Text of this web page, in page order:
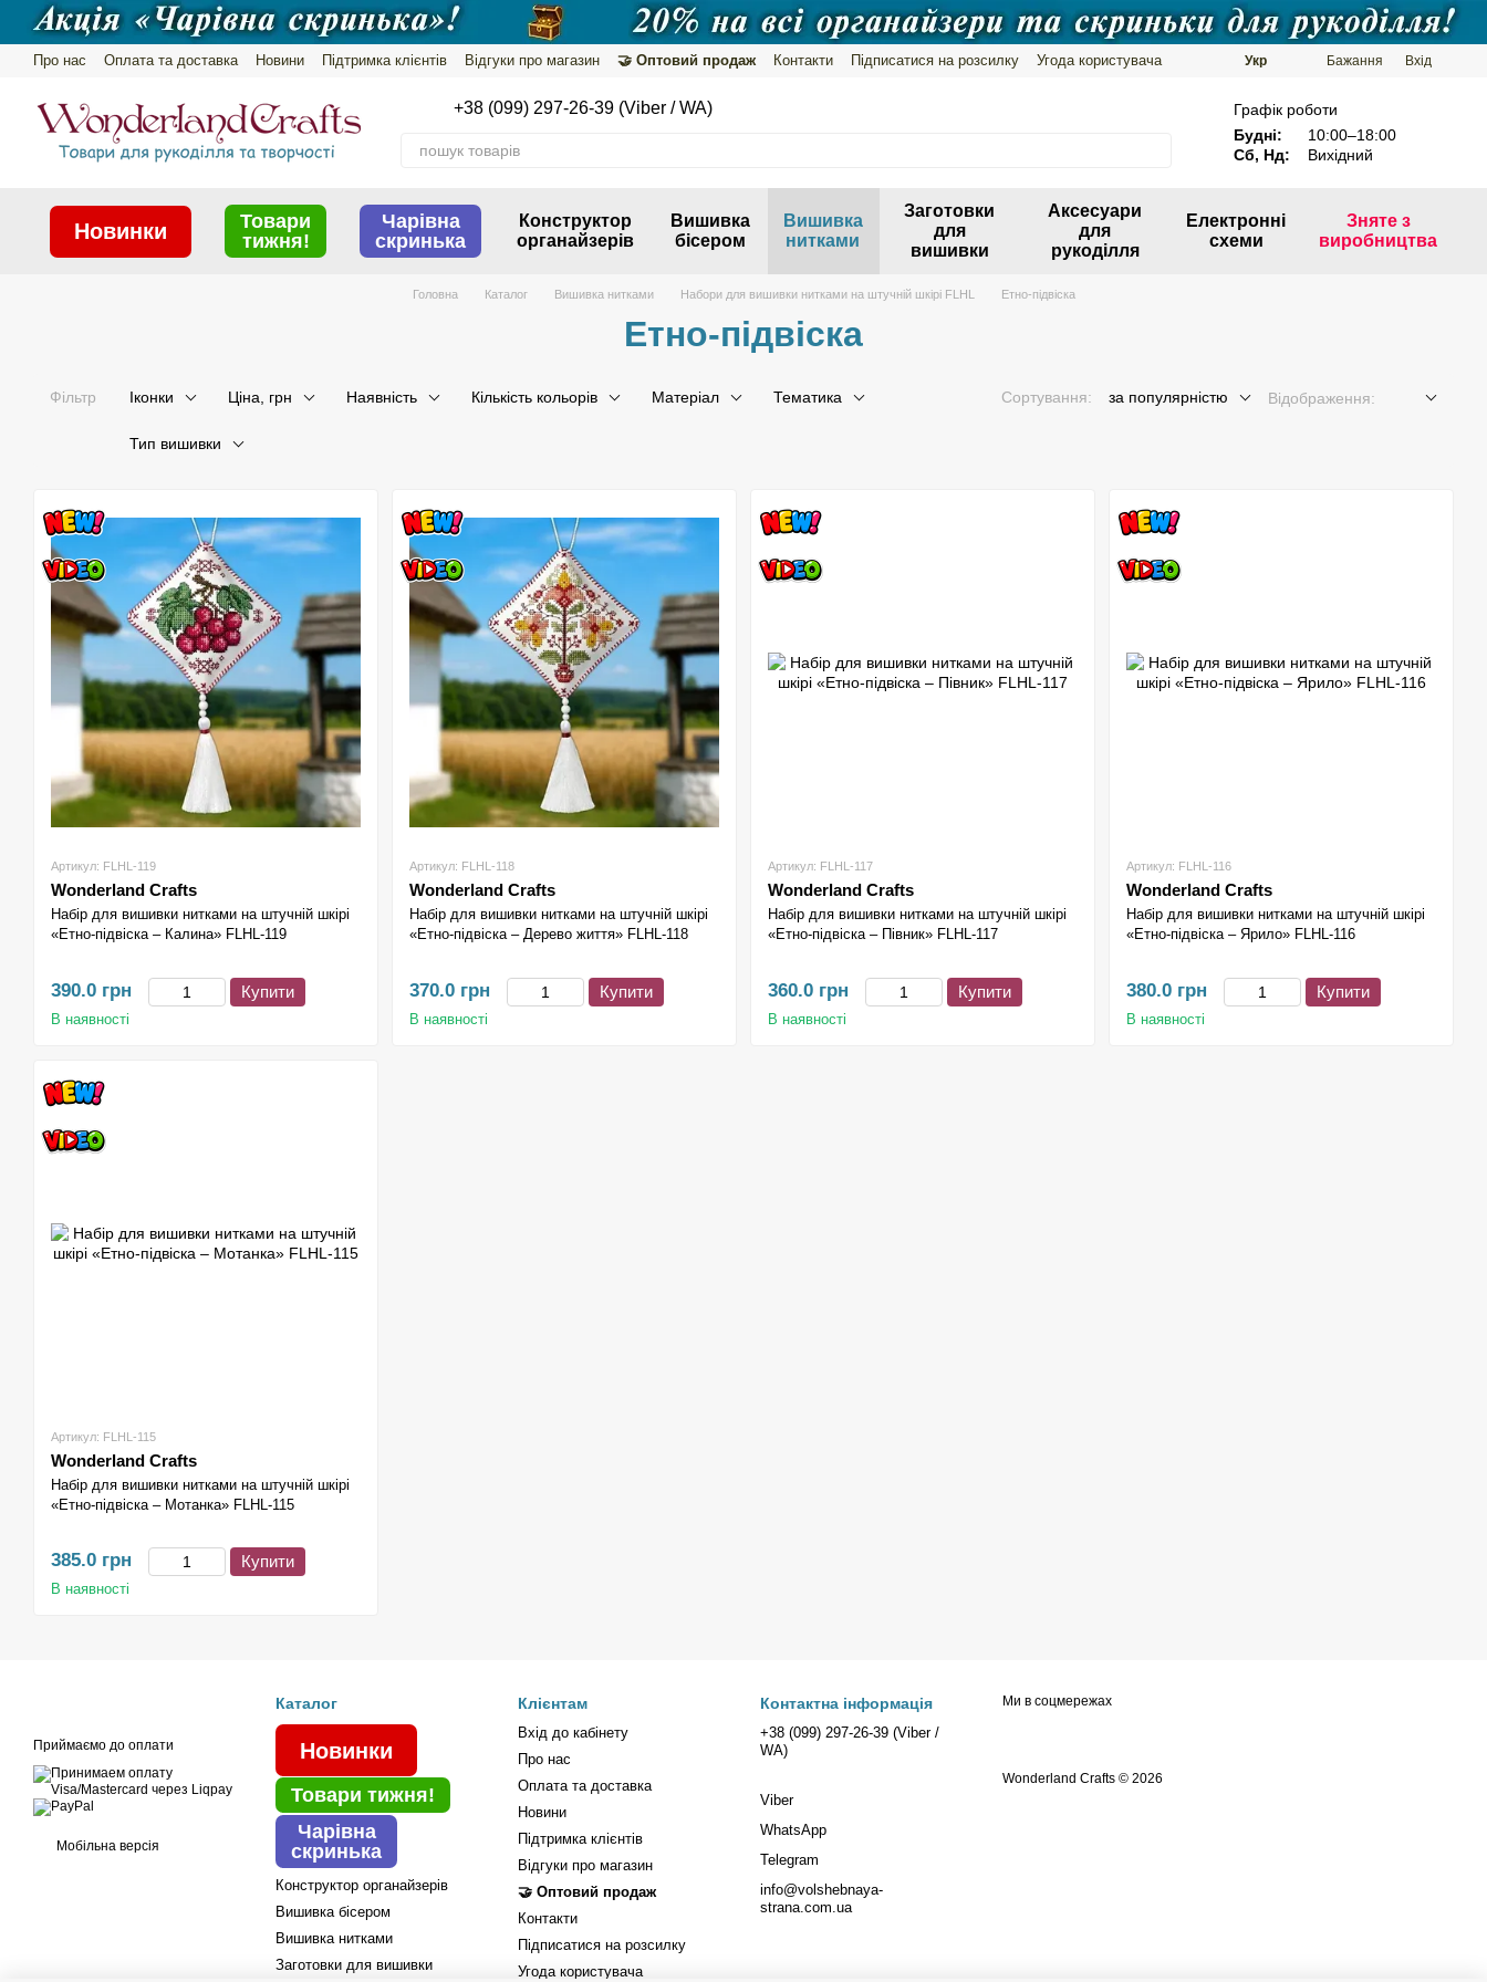
Перейти до основного контенту
Про нас Оплата та доставка Новини Підтримка клієнтів Відгуки про магазин 🤝 Оптовий продаж Контакти Підписатися на розсилку
Угода користувача
Укр Бажання Вхід
+38 (099) 297-26-39 (Viber / WA)
Графік роботи
Будні:
10:00–18:00
Сб, Нд:
Вихідний
Новинки
Товари
тижня!
Чарівна
скринька
Конструктор
органайзерів
Вишивка
бісером
Вишивка
нитками
Заготовки
для
вишивки
Аксесуари
для
рукоділля
Електронні
схеми
Зняте з
виробництва
Головна Каталог Вишивка нитками Набори для вишивки нитками на штучній шкірі FLHL Етно-підвіска
Етно-підвіска
Фільтр Іконки Ціна, грн Наявність Кількість кольорів Матеріал Тематика
Тип вишивки
Сортування: за популярністю Відображення:
Артикул: FLHL-119
Wonderland Crafts
Набір для вишивки нитками на штучній шкірі
«Етно-підвіска – Калина» FLHL-119
390.0 грн Купити
В наявності
Артикул: FLHL-118
Wonderland Crafts
Набір для вишивки нитками на штучній шкірі
«Етно-підвіска – Дерево життя» FLHL-118
370.0 грн Купити
В наявності
Артикул: FLHL-117
Wonderland Crafts
Набір для вишивки нитками на штучній шкірі
«Етно-підвіска – Півник» FLHL-117
360.0 грн Купити
В наявності
Артикул: FLHL-116
Wonderland Crafts
Набір для вишивки нитками на штучній шкірі
«Етно-підвіска – Ярило» FLHL-116
380.0 грн Купити
В наявності
Артикул: FLHL-115
Wonderland Crafts
Набір для вишивки нитками на штучній шкірі
«Етно-підвіска – Мотанка» FLHL-115
385.0 грн Купити
В наявності
Приймаємо до оплати
Мобільна версія
Каталог
Новинки
Товари тижня!
Чарівна
скринька
Конструктор органайзерів
Вишивка бісером
Вишивка нитками
Заготовки для вишивки
Клієнтам
Вхід до кабінету
Про нас
Оплата та доставка
Новини
Підтримка клієнтів
Відгуки про магазин
🤝 Оптовий продаж
Контакти
Підписатися на розсилку
Угода користувача
Контактна інформація
+38 (099) 297-26-39 (Viber /
WA)
Viber
WhatsApp
Telegram
info@volshebnaya-
strana.com.ua
Ми в соцмережах
Wonderland Crafts © 2026